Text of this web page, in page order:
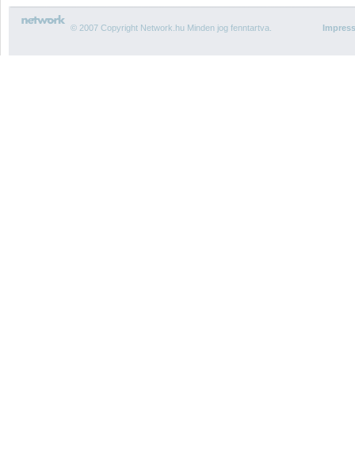
© 2007 Copyright Network.hu Minden jog fenntartva.